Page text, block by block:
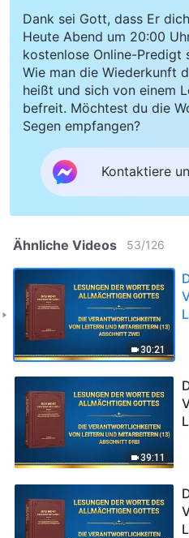
Dank sei Gott, dass Er
Heute Abend um 20:00
kostenlose Online-Predigt
Wie man die Wiederkunft
heißt und sich von einem
befreit. Möchtest du die
Segen empfangen?
Kontaktiere
Ähnliche Videos 53/126
30:21
39:11